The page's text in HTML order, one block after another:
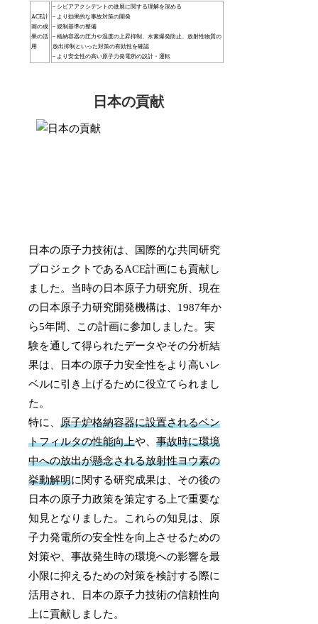
ACE計
画の成
果の活
用
– シビアアクシデントの進展に関する理解を深める
– より効果的な事故対策の開発
– 規制基準の整備
– 格納容器の圧力や温度の上昇抑制、水素爆発防止、放射性物質の
放出抑制といった対策の有効性を確認
– より安全性の高い原子力発電所の設計・運転
日本の貢献
日本の原子力技術は、国際的な共同研究
プロジェクトであるACE計画にも貢献し
ました。当時の日本原子力研究所、現在
の日本原子力研究開発機構は、1987年か
ら5年間、この計画に参加しました。実
験を通して得られたデータやその分析結
果は、日本の原子力安全性をより高いレ
ベルに引き上げるために役立てられまし
た。
特に、原子炉格納容器に設置されるベン
トフィルタの性能向上や、事故時に環境
中への放出が懸念される放射性ヨウ素の
挙動解明に関する研究成果は、その後の
日本の原子力政策を策定する上で重要な
知見となりました。これらの知見は、原
子力発電所の安全性を向上させるための
対策や、事故発生時の環境への影響を最
小限に抑えるための対策を検討する際に
活用され、日本の原子力技術の信頼性向
上に貢献しました。